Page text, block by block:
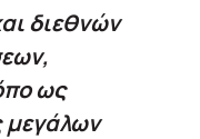
διεθνών
ως
μεγάλων